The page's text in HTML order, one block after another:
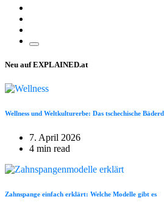
Neu auf EXPLAINED.at
Wellness und Weltkulturerbe: Das tschechische
7. April 2026
4 min read
Zahnspange einfach erklärt: Welche Modelle gibt es